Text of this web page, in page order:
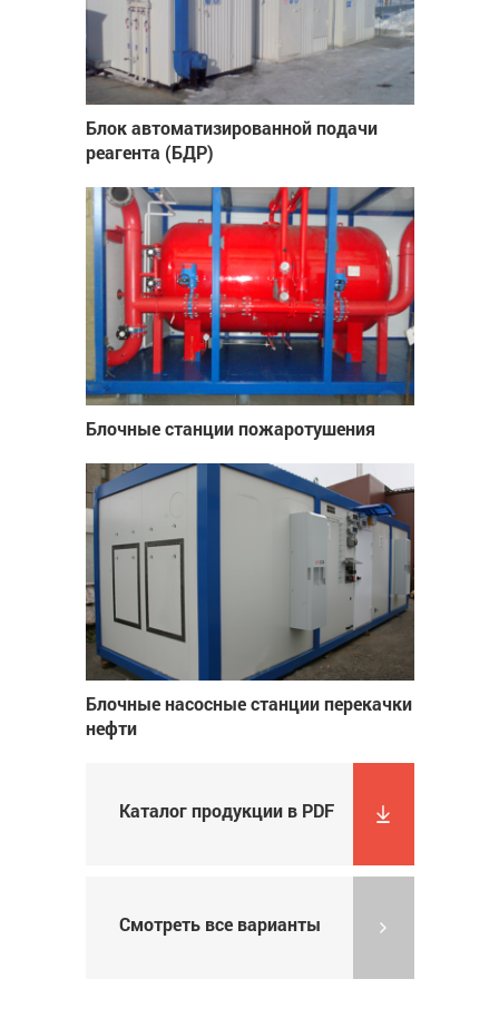
Блок автоматизированной подачи
реагента (БДР)
Блочные станции пожаротушения
Блочные насосные станции перекачки
нефти
Каталог продукции в PDF
Смотреть все варианты